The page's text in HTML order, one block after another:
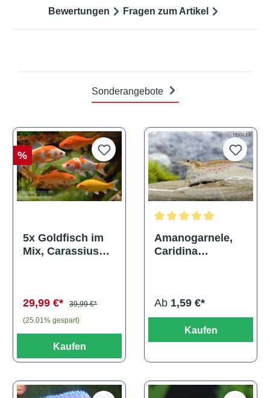
Bewertungen Fragen zum Artikel
Sonderangebote
%
5x Goldfisch im
Mix, Carassius
29,99 €*
39,99 €*
(25.01% gespart)
Kaufen
Amanogarnele,
Caridina
Ab 1,59 €*
Kaufen